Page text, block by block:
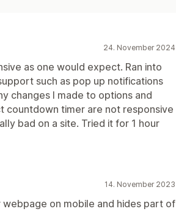
24. November 2024
as one would expect. Ran into
such as pop up notifications
changes I made to options and
timer are not responsive
bad on a site. Tried it for 1 hour
14. November 2023
on mobile and hides part of